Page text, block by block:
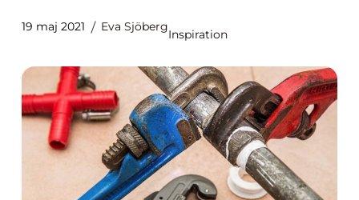
19 maj 2021 Eva Sjöberg
Inspiration